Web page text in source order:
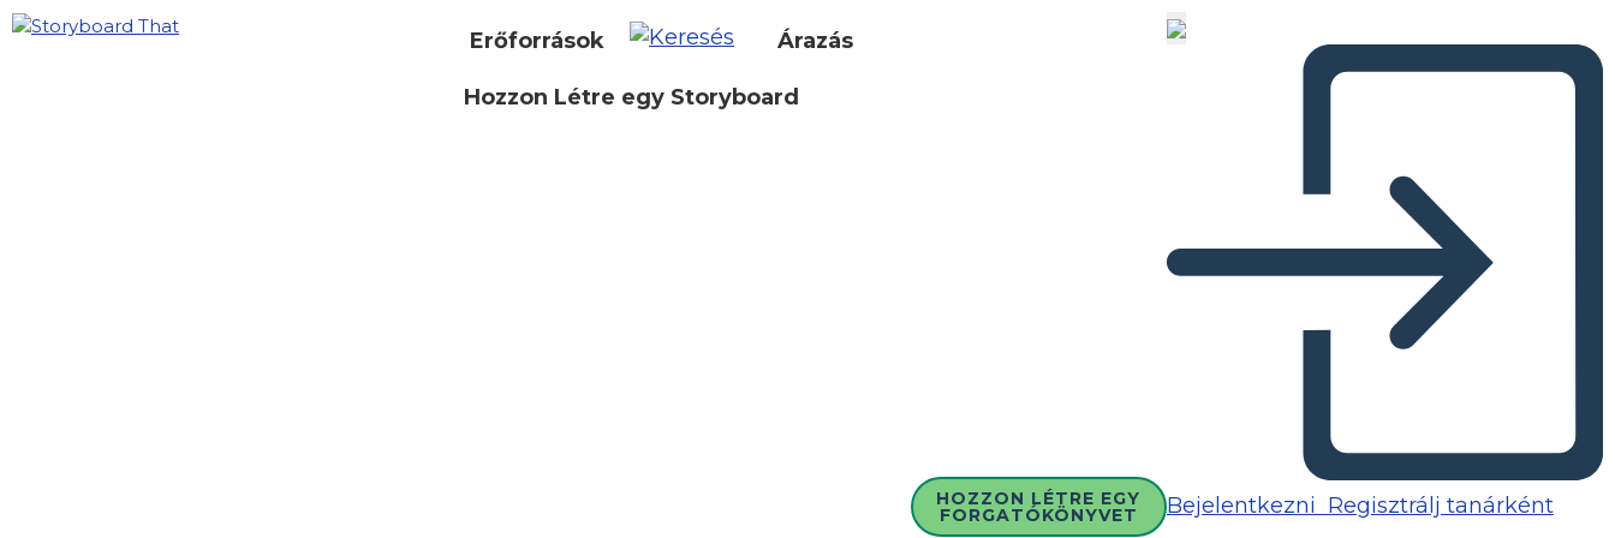
Erőforrások Árazás
Hozzon Létre egy Storyboard
HOZZON LÉTRE EGY
FORGATÓKÖNYVET Bejelentkezni Regisztrálj tanárként